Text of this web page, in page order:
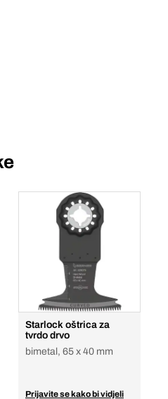
Starlock oštrica za
tvrdo drvo
bimetal, 65 x 40 mm
Prijavite se kako bi vidjeli